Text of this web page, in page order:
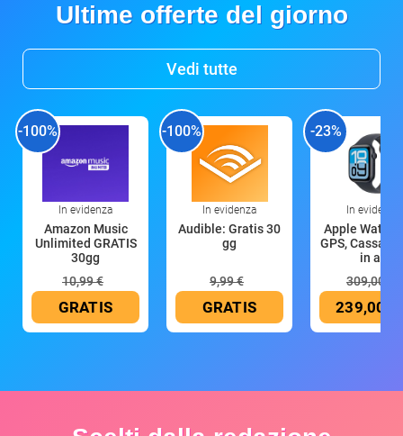
Ultime offerte del giorno
Vedi tutte
-100%
In evidenza
Amazon Music
Unlimited GRATIS
30gg
10,99 €
GRATIS
-100%
In evidenza
Audible: Gratis 30
gg
9,99 €
GRATIS
-23%
In evidenza
Apple Watch
GPS, Cassa
in all
309,00 €
239,00 €